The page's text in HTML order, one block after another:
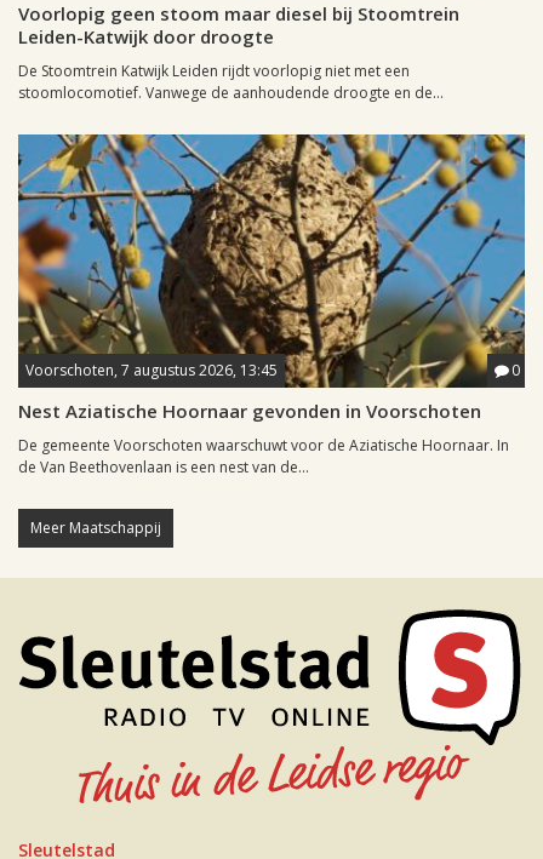
Voorlopig geen stoom maar diesel bij Stoomtrein
Leiden-Katwijk door droogte
De Stoomtrein Katwijk Leiden rijdt voorlopig niet met een
stoomlocomotief. Vanwege de aanhoudende droogte en de...
Voorschoten, 7 augustus 2026, 13:45 0
Nest Aziatische Hoornaar gevonden in Voorschoten
De gemeente Voorschoten waarschuwt voor de Aziatische Hoornaar. In
de Van Beethovenlaan is een nest van de...
Meer Maatschappij
Sleutelstad